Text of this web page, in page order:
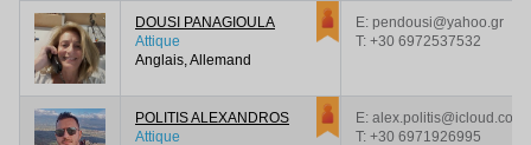
DOUSI PANAGIOULA
Attique
Anglais, Allemand
E: pendousi@yahoo.gr
T: +30 6972537532
POLITIS ALEXANDROS
Attique
E: alex.politis@icloud.com
T: +30 6971926995